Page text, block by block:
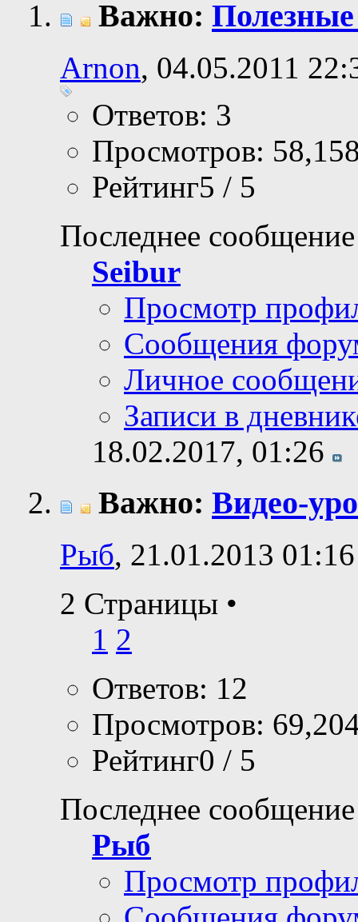
Важно:
Arnon, 04.05.2011
Ответов: 3
Просмотров:
Рейтинг5 / 5
Последнее
Seibur
Просмотр
Сообщения
Личное
Записи в
18.02.2017, 01:26
Важно: Видео-
Рыб, 21.01.2013 01:16
2 Страницы •
1 2
Ответов: 12
Просмотров:
Рейтинг0 / 5
Последнее
Рыб
Просмотр